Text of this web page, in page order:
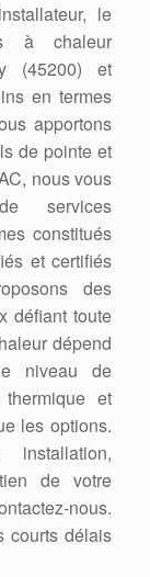
le
à chaleur
(45200) et
en termes
apportons
de pointe et
nous vous
services
constitués
et certifiés
des
défiant toute
dépend
niveau de
et
les options.
de votre
nous.
courts délais